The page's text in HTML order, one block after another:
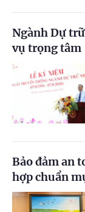
Ngành Dự
vụ trọng tâm
Bảo đảm an
hợp chuẩn